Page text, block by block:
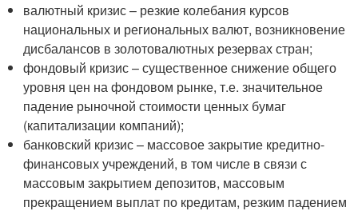
валютный кризис – резкие колебания курсов
национальных и региональных валют, возникновение
дисбалансов в золотовалютных резервах стран;
фондовый кризис – существенное снижение общего
уровня цен на фондовом рынке, т.е. значительное
падение рыночной стоимости ценных бумаг
(капитализации компаний);
банковский кризис – массовое закрытие кредитно-
финансовых учреждений, в том числе в связи с
массовым закрытием депозитов, массовым
прекращением выплат по кредитам, резким падением